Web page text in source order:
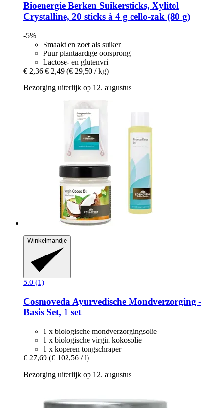
Bioenergie Berken Suikersticks, Xylitol
Crystalline, 20 sticks à 4 g cello-​zak (80 g)
-5%
Smaakt en zoet als suiker
Puur plantaardige oorsprong
Lactose- en glutenvrij
€ 2,36 € 2,49 (€ 29,50 / kg)
Bezorging uiterlijk op 12. augustus
Winkelmandje
5.0 (1)
Cosmoveda Ayurvedische Mondverzorging -​
Basis Set, 1 set
1 x biologische mondverzorgingsolie
1 x biologische virgin kokosolie
1 x koperen tongschraper
€ 27,69 (€ 102,56 / l)
Bezorging uiterlijk op 12. augustus